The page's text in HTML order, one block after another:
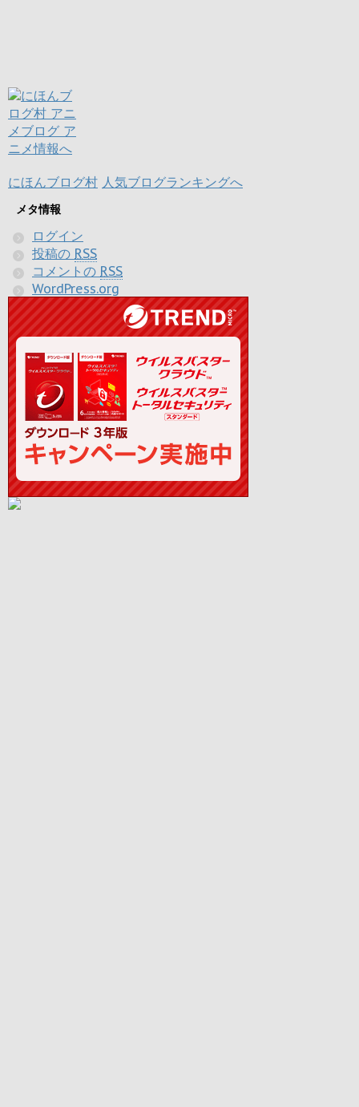
にほんブログ村 人気ブログランキングへ
メタ情報
ログイン
投稿の RSS
コメントの RSS
WordPress.org